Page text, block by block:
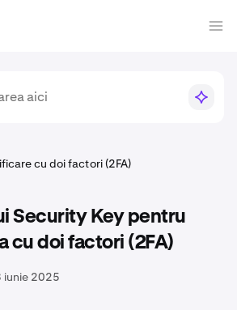
cu doi factori (2FA)
Security Key pentru
cu doi factori (2FA)
iunie 2025